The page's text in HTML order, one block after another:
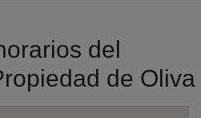
del
de Oliva